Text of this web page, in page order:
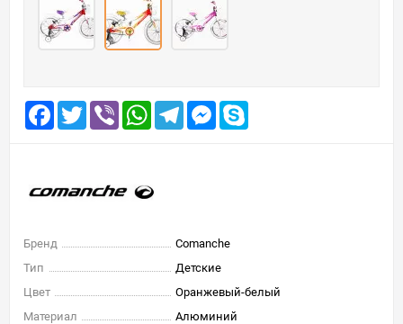
Facebook
TwitterViber WhatsAppTelegramMessenger
Бренд
Comanche
Тип
Детские
Цвет
Оранжевый-белый
Материал
Алюминий